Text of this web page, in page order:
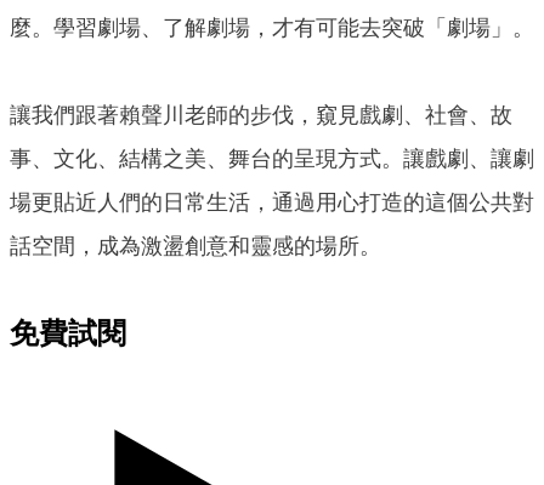
麼。學習劇場、了解劇場，才有可能去突破「劇場」。
讓我們跟著賴聲川老師的步伐，窺見戲劇、社會、故
事、文化、結構之美、舞台的呈現方式。讓戲劇、讓劇
場更貼近人們的日常生活，通過用心打造的這個公共對
話空間，成為激盪創意和靈感的場所。
免費試閱